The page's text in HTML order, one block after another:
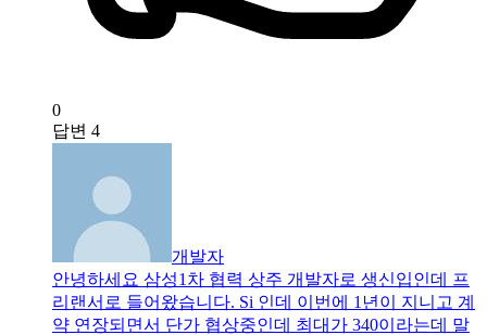
0
답변 4
개발자
안녕하세요 삼성1차 협력 상주 개발자로 생신입인데 프
리랜서로 들어왔습니다. Si 인데 이번에 1년이 지니고 계
약 연장되면서 단가 협상중인데 최대가 340이라는데 말